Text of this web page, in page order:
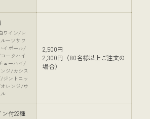
ワイン/レ
ーツサワ
イボール/
ークハイ
ューハイ/
ジ/カシス
ジントニッ
レンジ/ウ
2,500円
2,300円（80名様以上ご注文の
場合）
付22種